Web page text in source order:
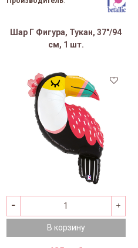
Шар Г Фигура, Тукан, 37"/94
см, 1 шт.
В корзину